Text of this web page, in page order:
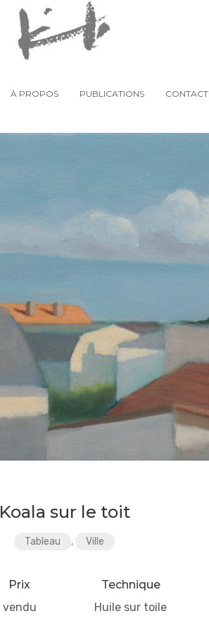
À PROPOS PUBLICATIONS CONTACT
Koala sur le toit
Tableau , Ville
Prix
vendu
Technique
Huile sur toile